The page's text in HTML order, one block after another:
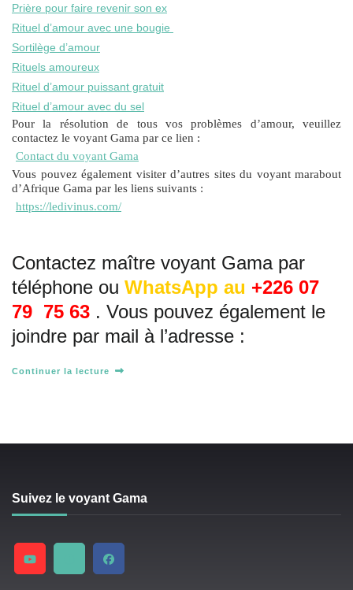
Prière pour faire revenir son ex
Rituel d’amour avec une bougie
Sortilège d’amour
Rituels amoureux
Rituel d’amour puissant gratuit
Rituel d’amour avec du sel
Pour la résolution de tous vos problèmes d’amour, veuillez
contactez le voyant Gama par ce lien :
Contact du voyant Gama
Vous pouvez également visiter d’autres sites du voyant marabout
d’Afrique Gama par les liens suivants :
https://ledivinus.com/
Contactez maître voyant Gama par
téléphone ou WhatsApp au +226 07
79 75 63 . Vous pouvez également le
joindre par mail à l’adresse :
Continuer la lecture
Suivez le voyant Gama